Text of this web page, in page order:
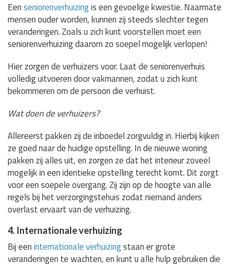
Eenseniorenverhuizingis een gevoelige kwestie. Naarmate
mensen ouder worden, kunnen zij steeds slechter tegen
veranderingen. Zoals u zich kunt voorstellen moet een
seniorenverhuizing daarom zo soepel mogelijk verlopen!
Hier zorgen de verhuizers voor. Laat de seniorenverhuis
volledig uitvoeren door vakmannen, zodat u zich kunt
bekommeren om de persoon die verhuist.
Wat doen de verhuizers?
Allereerst pakken zij de inboedel zorgvuldig in. Hierbij kijken
ze goed naar de huidige opstelling. In de nieuwe woning
pakken zij alles uit, en zorgen ze dat het interieur zoveel
mogelijk in een identieke opstelling terecht komt. Dit zorgt
voor een soepele overgang. Zij zijn op de hoogte van alle
regels bij het verzorgingstehuis zodat niemand anders
overlast ervaart van de verhuizing.
4. Internationale verhuizing
Bij eeninternationale verhuizingstaan er grote
veranderingen te wachten, en kunt u alle hulp gebruiken die